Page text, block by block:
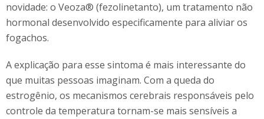
novidade: o Veoza® (fezolinetanto), um tratamento não
hormonal desenvolvido especificamente para aliviar os
fogachos.
A explicação para esse sintoma é mais interessante do
que muitas pessoas imaginam. Com a queda do
estrogênio, os mecanismos cerebrais responsáveis pelo
controle da temperatura tornam-se mais sensíveis a